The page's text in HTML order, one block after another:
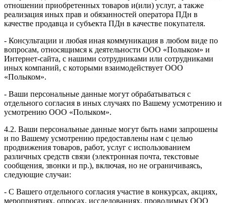
отношении приобретенных товаров и(или) услуг, а также
реализация иных прав и обязанностей оператора ПДн в
качестве продавца и субъекта ПДн в качестве покупателя.
- Консультации и любая иная коммуникация в любом виде по
вопросам, относящимся к деятельности ООО «Полыком» и
Интернет-сайта, с нашими сотрудниками или сотрудниками
иных компаний, с которыми взаимодействует ООО
«Полыком».
- Ваши персональные данные могут обрабатываться с
отдельного согласия в иных случаях по Вашему усмотрению и
усмотрению ООО «Полыком».
4.2. Ваши персональные данные могут быть нами запрошены
и по Вашему усмотрению предоставлены нам с целью
продвижения товаров, работ, услуг с использованием
различных средств связи (электронная почта, текстовые
сообщения, звонки и пр.), включая, но не ограничиваясь,
следующие случаи:
- С Вашего отдельного согласия участие в конкурсах, акциях,
мероприятиях, опросах, исследованиях, проводимых ООО